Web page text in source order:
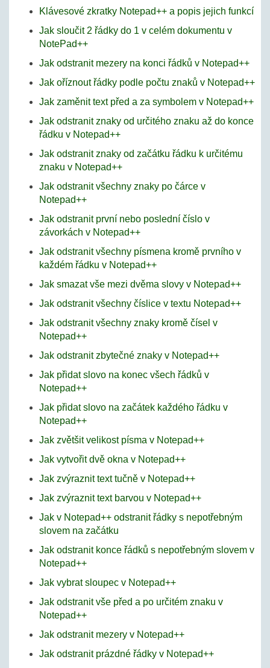
Klávesové zkratky Notepad++ a popis jejich funkcí
Jak sloučit 2 řádky do 1 v celém dokumentu v
NotePad++
Jak odstranit mezery na konci řádků v Notepad++
Jak oříznout řádky podle počtu znaků v Notepad++
Jak zaměnit text před a za symbolem v Notepad++
Jak odstranit znaky od určitého znaku až do konce
řádku v Notepad++
Jak odstranit znaky od začátku řádku k určitému
znaku v Notepad++
Jak odstranit všechny znaky po čárce v
Notepad++
Jak odstranit první nebo poslední číslo v
závorkách v Notepad++
Jak odstranit všechny písmena kromě prvního v
každém řádku v Notepad++
Jak smazat vše mezi dvěma slovy v Notepad++
Jak odstranit všechny číslice v textu Notepad++
Jak odstranit všechny znaky kromě čísel v
Notepad++
Jak odstranit zbytečné znaky v Notepad++
Jak přidat slovo na konec všech řádků v
Notepad++
Jak přidat slovo na začátek každého řádku v
Notepad++
Jak zvětšit velikost písma v Notepad++
Jak vytvořit dvě okna v Notepad++
Jak zvýraznit text tučně v Notepad++
Jak zvýraznit text barvou v Notepad++
Jak v Notepad++ odstranit řádky s nepotřebným
slovem na začátku
Jak odstranit konce řádků s nepotřebným slovem v
Notepad++
Jak vybrat sloupec v Notepad++
Jak odstranit vše před a po určitém znaku v
Notepad++
Jak odstranit mezery v Notepad++
Jak odstranit prázdné řádky v Notepad++